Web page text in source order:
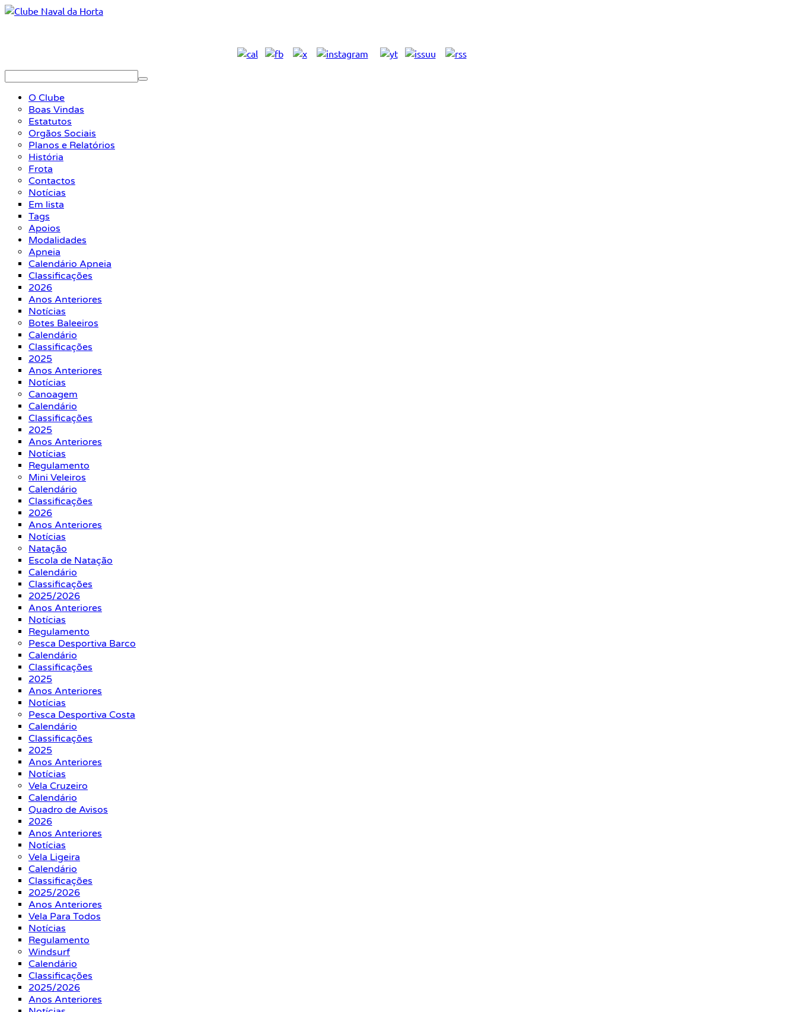
O Clube
Boas Vindas
Estatutos
Orgãos Sociais
Planos e Relatórios
História
Frota
Contactos
Notícias
Em lista
Tags
Apoios
Modalidades
Apneia
Calendário Apneia
Classificações
2026
Anos Anteriores
Notícias
Botes Baleeiros
Calendário
Classificações
2025
Anos Anteriores
Notícias
Canoagem
Calendário
Classificações
2025
Anos Anteriores
Notícias
Regulamento
Mini Veleiros
Calendário
Classificações
2026
Anos Anteriores
Notícias
Natação
Escola de Natação
Calendário
Classificações
2025/2026
Anos Anteriores
Notícias
Regulamento
Pesca Desportiva Barco
Calendário
Classificações
2025
Anos Anteriores
Notícias
Pesca Desportiva Costa
Calendário
Classificações
2025
Anos Anteriores
Notícias
Vela Cruzeiro
Calendário
Quadro de Avisos
2026
Anos Anteriores
Notícias
Vela Ligeira
Calendário
Classificações
2025/2026
Anos Anteriores
Vela Para Todos
Notícias
Regulamento
Windsurf
Calendário
Classificações
2025/2026
Anos Anteriores